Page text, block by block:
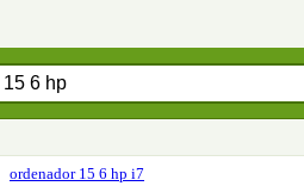
ordenador 15 6 hp i7